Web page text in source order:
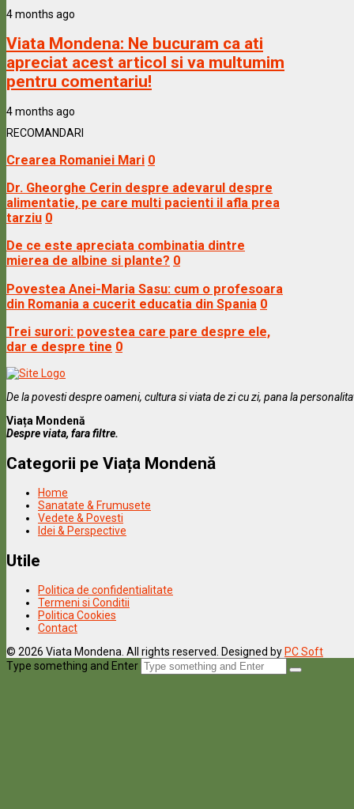
4 months ago
Viata Mondena: Ne bucuram ca ati
apreciat acest articol si va multumim
pentru comentariu!
4 months ago
RECOMANDARI
Crearea Romaniei Mari 0
Dr. Gheorghe Cerin despre adevarul despre
alimentatie, pe care multi pacienti il afla prea
tarziu 0
De ce este apreciata combinatia dintre
mierea de albine si plante? 0
Povestea Anei-Maria Sasu: cum o profesoara
din Romania a cucerit educatia din Spania 0
Trei surori: povestea care pare despre ele,
dar e despre tine 0
De la povesti despre oameni, cultura si viata de zi cu zi, pana la
Viața Mondenă
Despre viata, fara filtre.
Categorii pe Viața Mondenă
Home
Sanatate & Frumusete
Vedete & Povesti
Idei & Perspective
Utile
Politica de confidentialitate
Termeni si Conditii
Politica Cookies
Contact
© 2026 Viata Mondena. All rights reserved. Designed by PC Soft
Type something and Enter